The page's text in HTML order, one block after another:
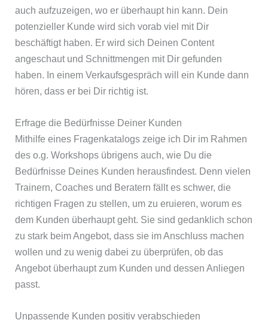
auch aufzuzeigen, wo er überhaupt hin kann. Dein
potenzieller Kunde wird sich vorab viel mit Dir
beschäftigt haben. Er wird sich Deinen Content
angeschaut und Schnittmengen mit Dir gefunden
haben. In einem Verkaufsgespräch will ein Kunde dann
hören, dass er bei Dir richtig ist.
Erfrage die Bedürfnisse Deiner Kunden
Mithilfe eines Fragenkatalogs zeige ich Dir im Rahmen
des o.g. Workshops übrigens auch, wie Du die
Bedürfnisse Deines Kunden herausfindest. Denn vielen
Trainern, Coaches und Beratern fällt es schwer, die
richtigen Fragen zu stellen, um zu eruieren, worum es
dem Kunden überhaupt geht. Sie sind gedanklich schon
zu stark beim Angebot, dass sie im Anschluss machen
wollen und zu wenig dabei zu überprüfen, ob das
Angebot überhaupt zum Kunden und dessen Anliegen
passt.
Unpassende Kunden positiv verabschieden